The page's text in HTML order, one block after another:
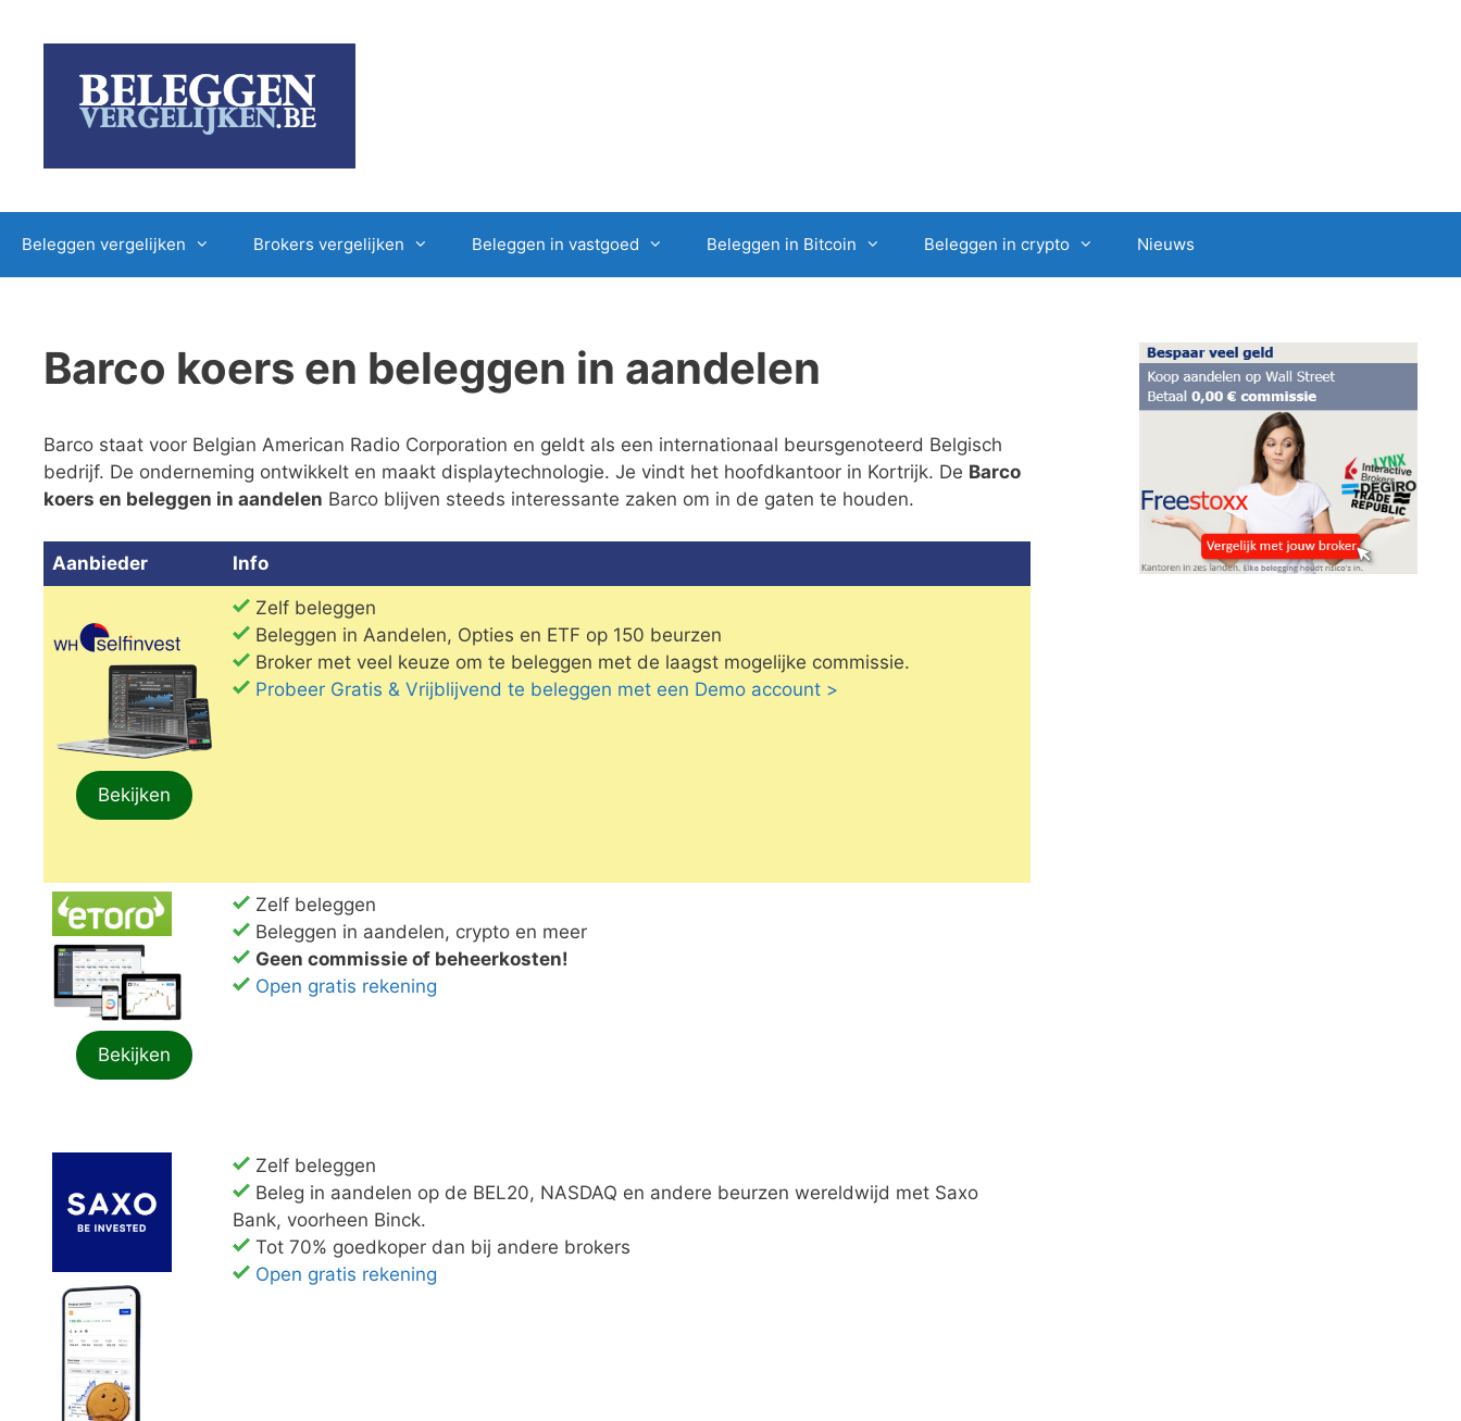
Beleggen vergelijken Brokers vergelijken Beleggen in vastgoed Beleggen in Bitcoin Beleggen in crypto Nieuws
Barco koers en beleggen in aandelen
Barco staat voor Belgian American Radio Corporation en geldt als een internationaal beursgenoteerd Belgisch
bedrijf. De onderneming ontwikkelt en maakt displaytechnologie. Je vindt het hoofdkantoor in Kortrijk. De Barco
koers en beleggen in aandelen Barco blijven steeds interessante zaken om in de gaten te houden.
Aanbieder Info
Bekijken
Zelf beleggen
Beleggen in Aandelen, Opties en ETF op 150 beurzen
Broker met veel keuze om te beleggen met de laagst mogelijke commissie.
Probeer Gratis & Vrijblijvend te beleggen met een Demo account >
Bekijken
Zelf beleggen
Beleggen in aandelen, crypto en meer
Geen commissie of beheerkosten!
Open gratis rekening
Zelf beleggen
Beleg in aandelen op de BEL20, NASDAQ en andere beurzen wereldwijd met Saxo
Bank, voorheen Binck.
Tot 70% goedkoper dan bij andere brokers
Open gratis rekening